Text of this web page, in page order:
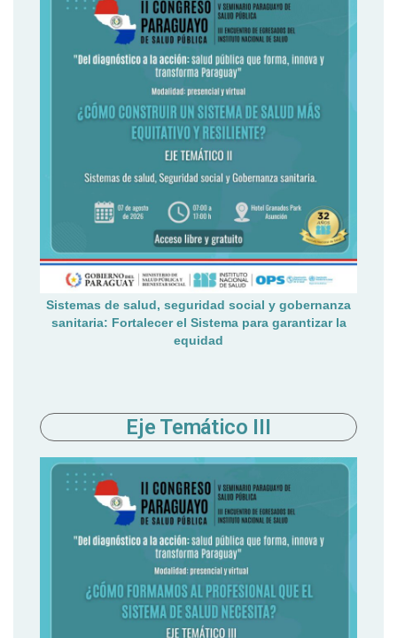
Sistemas de salud, seguridad social y gobernanza
sanitaria: Fortalecer el Sistema para garantizar la
equidad
Eje Temático III